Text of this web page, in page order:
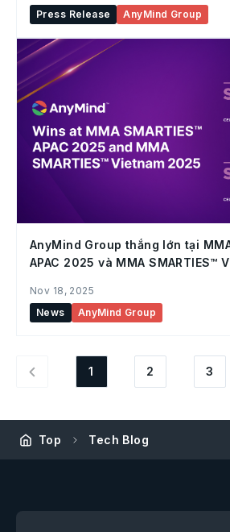
Press Release
AnyMind Group
AnyMind Group thắng lớn tại
APAC 2025 và MMA SMARTIES™
social-first tại khu vực.
Nov 18, 2025
News
AnyMind Group
1 2 3
Top Tech Blog